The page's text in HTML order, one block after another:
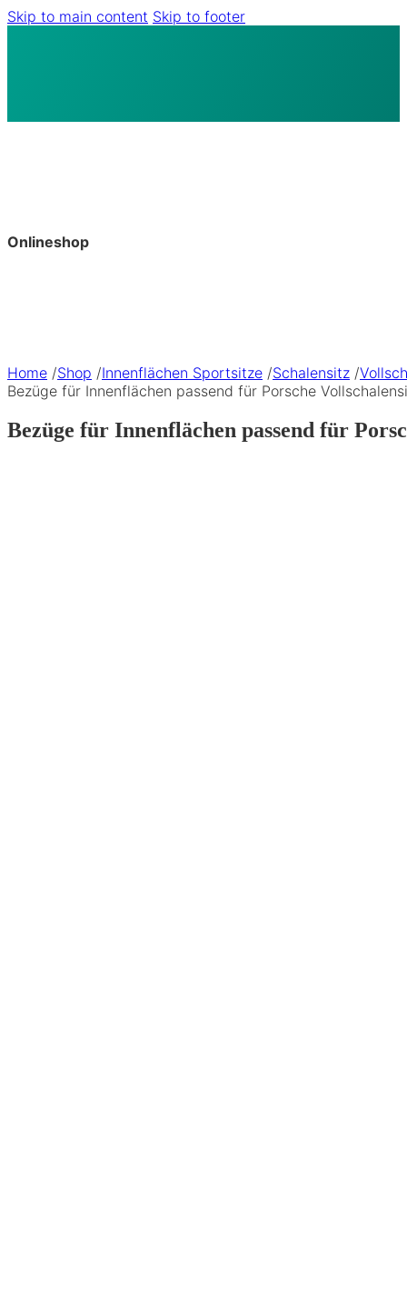
Skip to main content Skip to footer
Onlineshop
Home /Shop /Innenflächen Sportsitze /Schalensitz /
Bezüge für Innenflächen passend für Porsche
Bezüge für Innenflächen passend für